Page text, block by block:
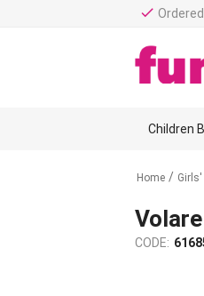
done
Children
Home /
CODE: